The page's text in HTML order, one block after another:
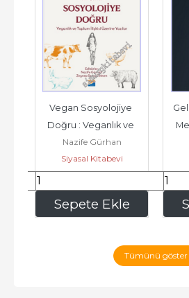
Sepete Ekle
Vegan Sosyolojiye
Doğru : Veganlık ve
Toplum İlişkisi Üzerine
Yazılar -
Nazife Gürhan
Siyasal Kitabevi
252,00
Tümünü göster